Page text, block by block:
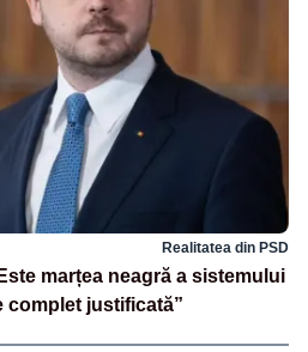
Realitatea din PSD
marțea neagră a sistemului
complet justificată”